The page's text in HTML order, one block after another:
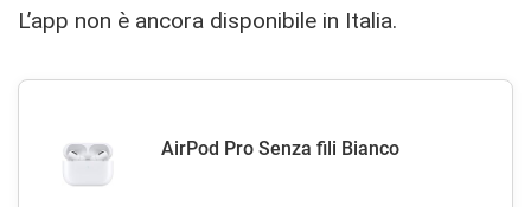
L’app non è ancora disponibile in Italia.
AirPod Pro Senza fili Bianco